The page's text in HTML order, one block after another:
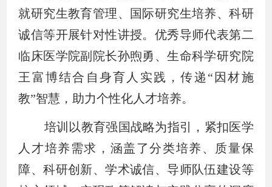
就研究生教育管理、国际研究生培养、科研
诚信等开展针对性讲授。优秀导师代表第二
临床医学院副院长孙煦勇、生命科学研究院
王富博结合自身育人实践，传递“因材施
教”智慧，助力个性化人才培养。
培训以教育强国战略为指引，紧扣医学
人才培养需求，涵盖了分类培养、质量保
障、科研创新、学术诚信、导师队伍建设等